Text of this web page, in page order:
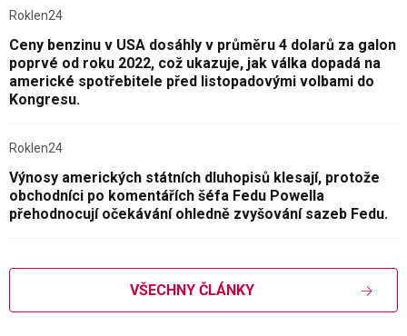
Roklen24
Ceny benzinu v USA dosáhly v průměru 4 dolarů za galon
poprvé od roku 2022, což ukazuje, jak válka dopadá na
americké spotřebitele před listopadovými volbami do
Kongresu.
Roklen24
Výnosy amerických státních dluhopisů klesají, protože
obchodníci po komentářích šéfa Fedu Powella
přehodnocují očekávání ohledně zvyšování sazeb Fedu.
VŠECHNY ČLÁNKY